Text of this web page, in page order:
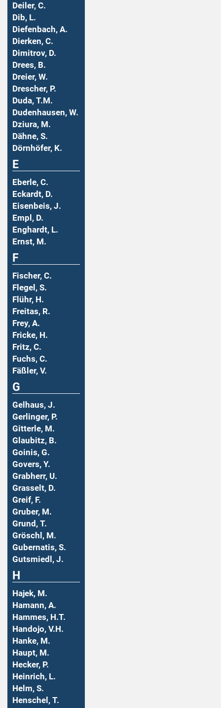
Deiler, C.
Dib, L.
Diefenbach, A.
Dierken, C.
Dimitrov, D.
Drees, B.
Dreier, W.
Drescher, P.
Duda, T.M.
Dudenhausen, W.
Dziura, M.
Dähne, S.
Dörnhöfer, K.
E
Eberle, C.
Eckardt, D.
Eisenbeis, J.
Empl, D.
Enghardt, L.
Ernst, M.
F
Fischer, C.
Flegel, S.
Flühr, H.
Freitas, R.
Frey, A.
Fricke, H.
Fritz, C.
Fuchs, C.
Fäßler, V.
G
Gelhaus, J.
Gerlinger, P.
Gitterle, M.
Glaubitz, B.
Goinis, G.
Govers, Y.
Grabherr, U.
Grasselt, D.
Greif, F.
Gruber, M.
Grund, T.
Gröschl, M.
Gubernatis, S.
Gutsmiedl, J.
H
Hajek, M.
Hamann, A.
Hammes, H.T.
Handojo, V.H.
Hanke, M.
Haupt, M.
Hecker, P.
Heinrich, L.
Helm, S.
Henschel, T.